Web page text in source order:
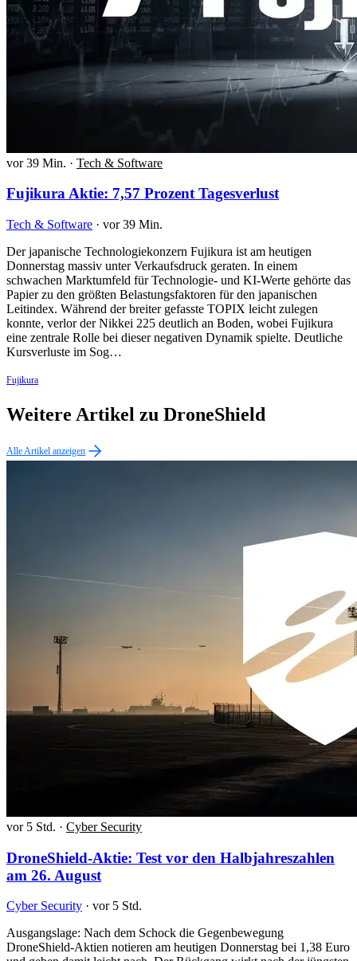
vor 39 Min. · Tech & Software
Fujikura Aktie: 7,57 Prozent Tagesverlust
Tech & Software · vor 39 Min.
Der japanische Technologiekonzern Fujikura ist am heutigen
Donnerstag massiv unter Verkaufsdruck geraten. In einem
schwachen Marktumfeld für Technologie- und KI-Werte gehörte das
Papier zu den größten Belastungsfaktoren für den japanischen
Leitindex. Während der breiter gefasste TOPIX leicht zulegen
konnte, verlor der Nikkei 225 deutlich an Boden, wobei Fujikura
eine zentrale Rolle bei dieser negativen Dynamik spielte. Deutliche
Kursverluste im Sog…
Fujikura
Weitere Artikel zu DroneShield
Alle Artikel anzeigen
vor 5 Std. · Cyber Security
DroneShield-Aktie: Test vor den Halbjahreszahlen
am 26. August
Cyber Security · vor 5 Std.
Ausgangslage: Nach dem Schock die Gegenbewegung
DroneShield-Aktien notieren am heutigen Donnerstag bei 1,38 Euro